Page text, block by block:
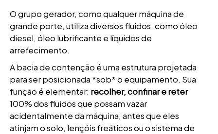
O grupo gerador, como qualquer máquina de
grande porte, utiliza diversos fluidos, como óleo
diesel, óleo lubrificante e líquidos de
arrefecimento.
A bacia de contenção é uma estrutura projetada
para ser posicionada *sob* o equipamento. Sua
função é elementar: recolher, confinar e reter
100% dos fluidos que possam vazar
acidentalmente da máquina, antes que eles
atinjam o solo, lençóis freáticos ou o sistema de